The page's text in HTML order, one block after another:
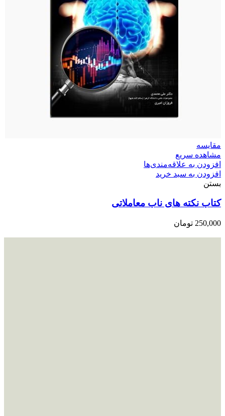
مقایسه
مشاهده سریع
افزودن به علاقه‌مندی‌ها
افزودن به سبد خرید
بستن
کتاب نکته های ناب معاملاتی
250,000 تومان